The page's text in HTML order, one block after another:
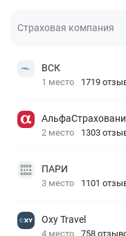
Страховая компания
ВСК
1 место 1719
2 место 1303
ПАРИ
3 место 1101
Oxy Travel
4 место 758